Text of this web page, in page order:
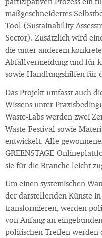
partizipativen Prozess ein
maßgeschneidertes
Tool (Sustainability
Sector). Zusätzlich wird
die unter anderem
Abfallvermeidung und für
sowie Handlungshilfen für
Das Projekt umfasst auch
Wissens unter
Waste-Labs werden zwei
Waste-Festival sowie
entwickelt. Alle
GREENSTAGE-
sie für die Branche leicht
Um einen systemischen
der darstellenden Künste
transformieren, werden
von Anfang an
politischen Treffen